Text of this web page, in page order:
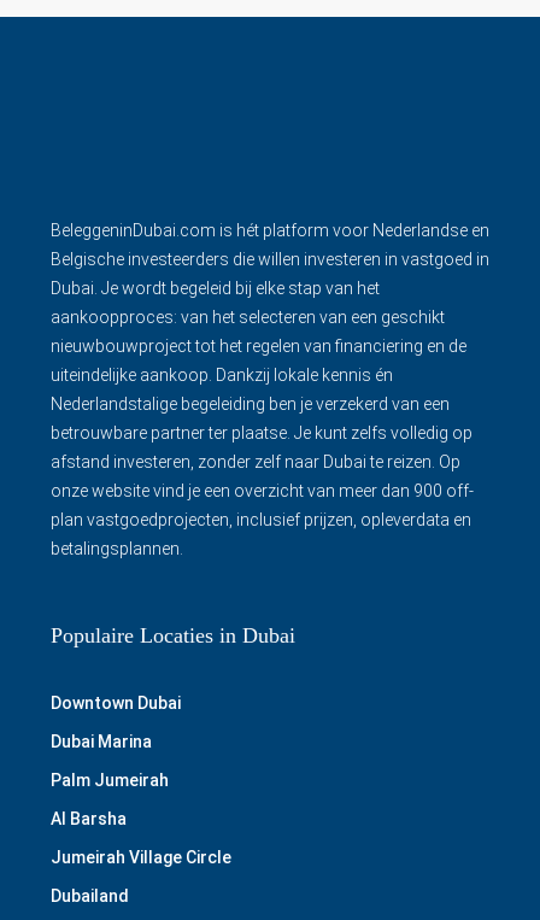
BeleggeninDubai.com is hét platform voor Nederlandse en
Belgische investeerders die willen investeren in vastgoed in
Dubai. Je wordt begeleid bij elke stap van het
aankoopproces: van het selecteren van een geschikt
nieuwbouwproject tot het regelen van financiering en de
uiteindelijke aankoop. Dankzij lokale kennis én
Nederlandstalige begeleiding ben je verzekerd van een
betrouwbare partner ter plaatse. Je kunt zelfs volledig op
afstand investeren, zonder zelf naar Dubai te reizen. Op
onze website vind je een overzicht van meer dan 900 off-
plan vastgoedprojecten, inclusief prijzen, opleverdata en
betalingsplannen.
Populaire Locaties in Dubai
Downtown Dubai
Dubai Marina
Palm Jumeirah
Al Barsha
Jumeirah Village Circle
Dubailand